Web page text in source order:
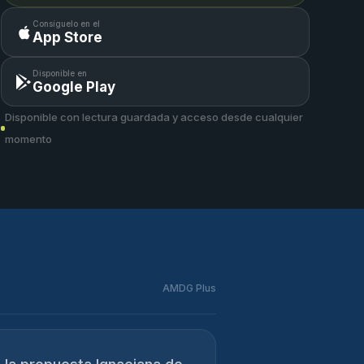
Consíguelo en el
App Store
Disponible en
Google Play
Disponible con lectura guardada y acceso desde cualquier
momento
AMDG Plus